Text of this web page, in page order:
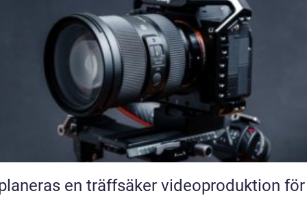
en träffsäker videoproduktion för